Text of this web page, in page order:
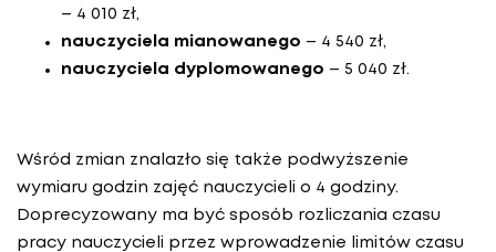
– 4 010 zł,
nauczyciela mianowanego – 4 540 zł,
nauczyciela dyplomowanego – 5 040 zł.
Wśród zmian znalazło się także podwyższenie
wymiaru godzin zajęć nauczycieli o 4 godziny.
Doprecyzowany ma być sposób rozliczania czasu
pracy nauczycieli przez wprowadzenie limitów czasu